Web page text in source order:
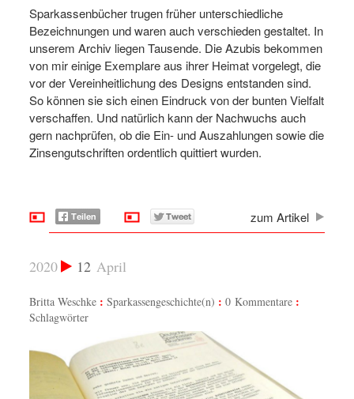
Sparkassenbücher trugen früher unterschiedliche
Bezeichnungen und waren auch verschieden gestaltet. In
unserem Archiv liegen Tausende. Die Azubis bekommen
von mir einige Exemplare aus ihrer Heimat vorgelegt, die
vor der Vereinheitlichung des Designs entstanden sind.
So können sie sich einen Eindruck von der bunten Vielfalt
verschaffen. Und natürlich kann der Nachwuchs auch
gern nachprüfen, ob die Ein- und Auszahlungen sowie die
Zinsengutschriften ordentlich quittiert wurden.
zum Artikel
12 April
2020
Britta Weschke Sparkassengeschichte(n)
0 Kommentare
Schlagwörter